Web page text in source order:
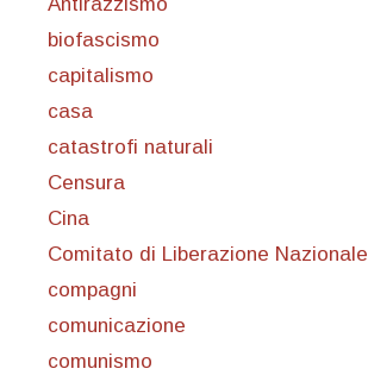
biofascismo
capitalismo
casa
catastrofi naturali
Censura
Cina
Comitato di Liberazione Nazionale
compagni
comunicazione
comunismo